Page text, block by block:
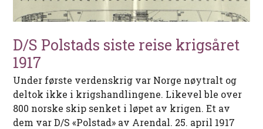
D/S Polstads siste reise krigsåret
1917
Under første verdenskrig var Norge nøytralt og
deltok ikke i krigshandlingene. Likevel ble over
800 norske skip senket i løpet av krigen. Et av
dem var D/S «Polstad» av Arendal. 25. april 1917